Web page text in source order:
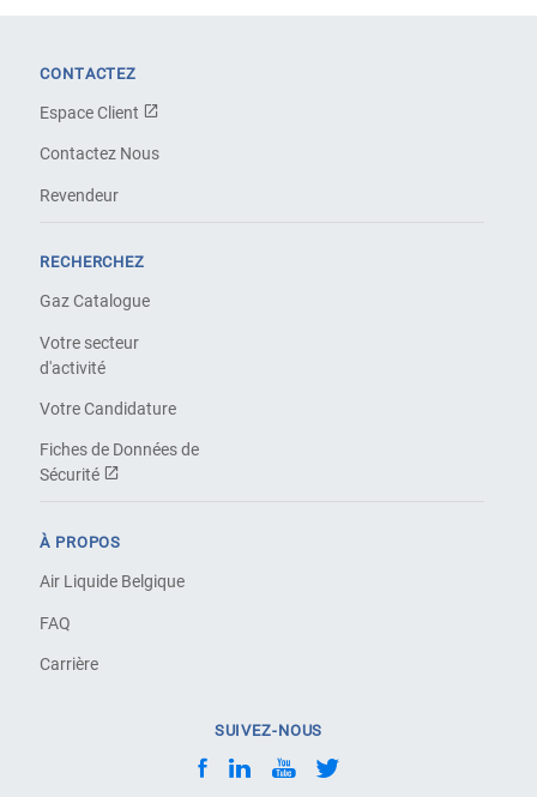
CONTACTEZ
Espace Client
Contactez Nous
Revendeur
RECHERCHEZ
Gaz Catalogue
Votre secteur
d'activité
Votre Candidature
Fiches de Données de
Sécurité
À PROPOS
Air Liquide Belgique
FAQ
Carrière
SUIVEZ-NOUS